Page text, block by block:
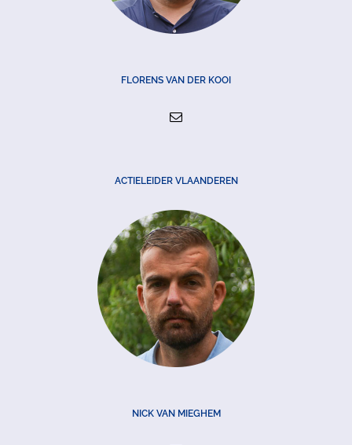
FLORENS VAN DER KOOI
ACTIELEIDER VLAANDEREN
NICK VAN MIEGHEM